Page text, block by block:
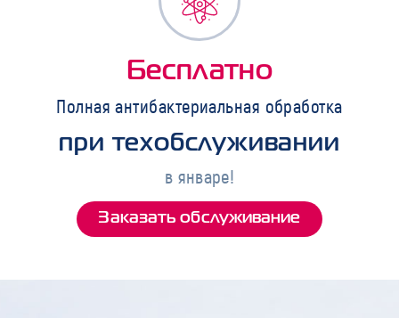
Бесплатно
Полная антибактериальная обработка
при техобслуживании
в январе!
Заказать обслуживание